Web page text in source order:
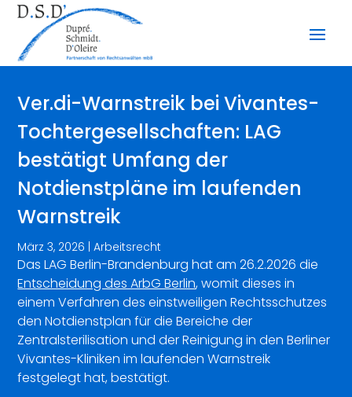
Ver.di-Warnstreik bei Vivantes-
Tochtergesellschaften: LAG
bestätigt Umfang der
Notdienstpläne im laufenden
Warnstreik
März 3, 2026 |Arbeitsrecht
Das LAG Berlin-Brandenburg hat am 26.2.2026 die
Entscheidung des ArbG Berlin, womit dieses in
einem Verfahren des einstweiligen Rechtsschutzes
den Notdienstplan für die Bereiche der
Zentralsterilisation und der Reinigung in den Berliner
Vivantes-Kliniken im laufenden Warnstreik
festgelegt hat, bestätigt.